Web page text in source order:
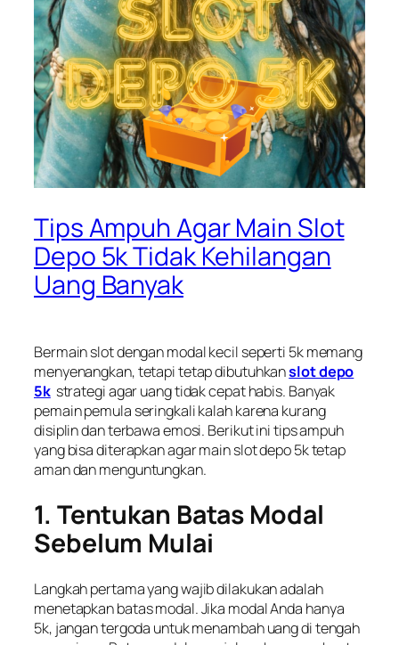
Tips Ampuh Agar Main Slot
Depo 5k Tidak Kehilangan
Uang Banyak
Bermain slot dengan modal kecil seperti 5k memang
menyenangkan, tetapi tetap dibutuhkanslot depo
5kstrategi agar uang tidak cepat habis. Banyak
pemain pemula seringkali kalah karena kurang
disiplin dan terbawa emosi. Berikut ini tips ampuh
yang bisa diterapkan agar main slot depo 5k tetap
aman dan menguntungkan.
1. Tentukan Batas Modal
Sebelum Mulai
Langkah pertama yang wajib dilakukan adalah
menetapkan batas modal. Jika modal Anda hanya
5k, jangan tergoda untuk menambah uang di tengah